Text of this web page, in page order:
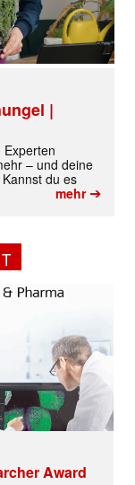
|
Experten
– und deine
du es
mehr➔
Award